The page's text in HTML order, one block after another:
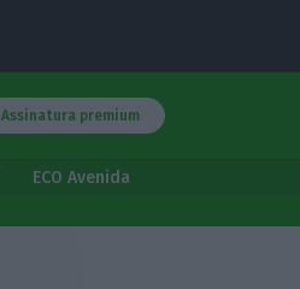
Assinatura premium
ECO Avenida